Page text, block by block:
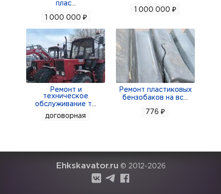
плас...
1 000 000 ₽
1 000 000 ₽
Ремонт и
техническое
обслуживание т
договорная
Ремонт пластиковых
бензобаков на вс
776 ₽
Ehkskavator.ru © 2012-2026